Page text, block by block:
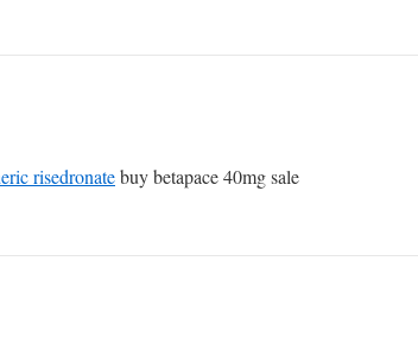
risedronatebuy betapace 40mg sale